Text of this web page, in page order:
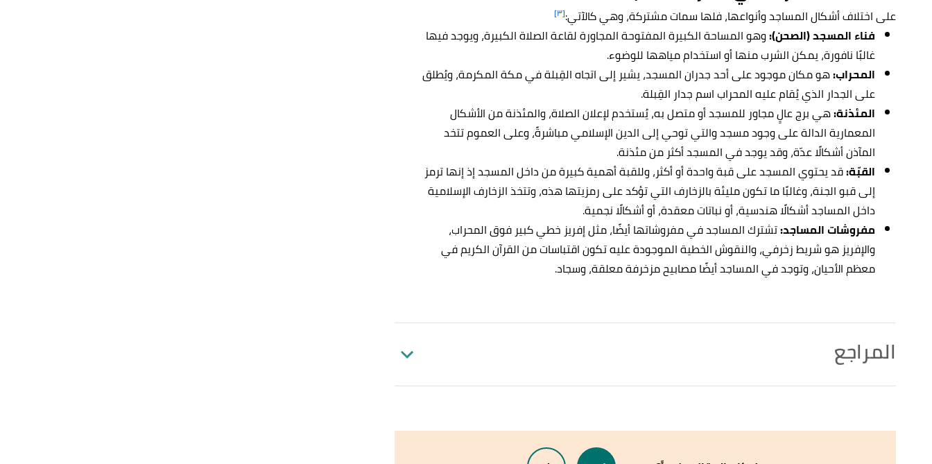
على اختلاف أشكال المساجد وأنواعها، فلها سمات مشتركة، وهي كالآتي:[٣]
فناء المسجد (الصحن):وهو المساحة الكبيرة المفتوحة المجاورة لقاعة الصلاة الكبيرة، ويوجد فيها
غالبًا نافورة، يمكن الشرب منها أو استخدام مياهها للوضوء.
المحراب:هو مكان موجود على أحد جدران المسجد، يشير إلى اتجاه القِبلة في مكة المكرمة، ويُطلق
على الجدار الذي يُقام عليه المحراب اسم جدار القِبلة.
المئذنة:هي برج عالٍ مجاور للمسجد أو متصل به، يُستخدم لإعلان الصلاة، والمئذنة من الأشكال
المعمارية الدالة على وجود مسجد والتي توحي إلى الدين الإسلامي مباشرةً، وعلى العموم تتخد
المآذن أشكالًا عدّة، وقد يوجد في المسجد أكثر من مئذنة.
القبّة:قد يحتوي المسجد على قبة واحدة أو أكثر، وللقبة أهمية كبيرة من داخل المسجد إذ إنها ترمز
إلى قبو الجنة، وغالبًا ما تكون مليئة بالزخارف التي تؤكد على رمزيتها هذه، وتتخذ الزخارف الإسلامية
داخل المساجد أشكالًا هندسية، أو نباتات معقدة، أو أشكالًا نجمية.
مفروشات المساجد:تشترك المساجد في مفروشاتها أيضًا، مثل إفريز خطي كبير فوق المحراب،
والإفريز هو شريط زخرفي، والنقوش الخطية الموجودة عليه تكون اقتباسات من القرآن الكريم في
معظم الأحيان، وتوجد في المساجد أيضًا مصابيح مزخرفة معلقة، وسجاد.
المراجع
↑
"Common types of mosque architecture"
,khanacademy, Retrieved 9/11/2021. Edited.
,smarthistory